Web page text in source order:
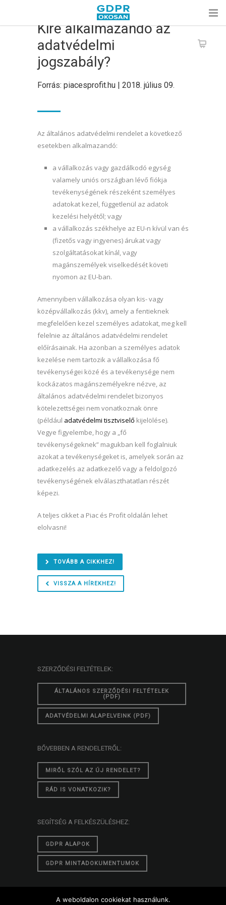
Kire alkalmazandó az
adatvédelmi
jogszabály?
Forrás: piacesprofit.hu | 2018. július 09.
Az általános adatvédelmi rendelet a következő
esetekben alkalmazandó:
a vállalkozás vagy gazdálkodó egység
valamely uniós országban lévő fiókja
tevékenységének részeként személyes
adatokat kezel, függetlenül az adatok
kezelési helyétől; vagy
a vállalkozás székhelye az EU-n kívül van és
(fizetős vagy ingyenes) árukat vagy
szolgáltatásokat kínál, vagy
magánszemélyek viselkedését követi
nyomon az EU-ban.
Amennyiben vállalkozása olyan kis- vagy
középvállalkozás (kkv), amely a fentieknek
megfelelően kezel személyes adatokat, meg kell
felelnie az általános adatvédelmi rendelet
előírásainak. Ha azonban a személyes adatok
kezelése nem tartozik a vállalkozása fő
tevékenységei közé és a tevékenysége nem
kockázatos magánszemélyekre nézve, az
általános adatvédelmi rendelet bizonyos
kötelezettségei nem vonatkoznak önre
(például adatvédelmi tisztviselő kijelölése).
Vegye figyelembe, hogy a „fő
tevékenységeknek” magukban kell foglalniuk
azokat a tevékenységeket is, amelyek során az
adatkezelés az adatkezelő vagy a feldolgozó
tevékenységének elválaszthatatlan részét
képezi.
A teljes cikket a Piac és Profit oldalán lehet
elolvasni!
TOVÁBB A CIKKHEZ!
VISSZA A HÍREKHEZ!
SZERZŐDÉSI FELTÉTELEK:
ÁLTALÁNOS SZERZŐDÉSI FELTÉTELEK
(PDF)
ADATVÉDELMI ALAPELVEINK (PDF)
BŐVEBBEN A RENDELETRŐL:
MIRŐL SZÓL AZ ÚJ RENDELET?
RÁD IS VONATKOZIK?
SEGÍTSÉG A FELKÉSZÜLÉSHEZ:
GDPR ALAPOK
GDPR MINTADOKUMENTUMOK
A weboldalon cookiekat használunk.